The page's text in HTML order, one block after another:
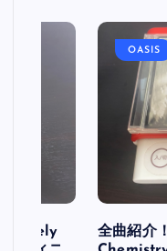
OASIS
全曲紹介